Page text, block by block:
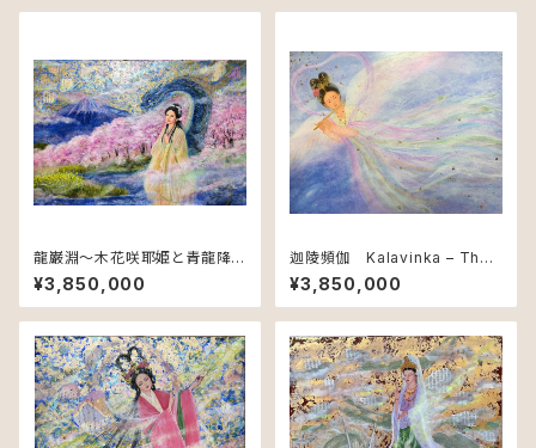
龍巌淵～木花咲耶姫と青龍降
臨の図（春の章） Spring at Ry
uganbuchi – Konohanasak
uya-hime and the Descent
¥3,850,000
迦陵頻伽 Kalavinka – The
Celestial Songbird
¥3,850,000